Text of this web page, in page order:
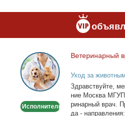
Ветеринарный
врач
-
Выезд
дом
Исполнитель
Ве­те­ри­нар­ный
Уход за
Здрав­ствуй­те,
ние Москва
ри­нар­ный врач.
да -